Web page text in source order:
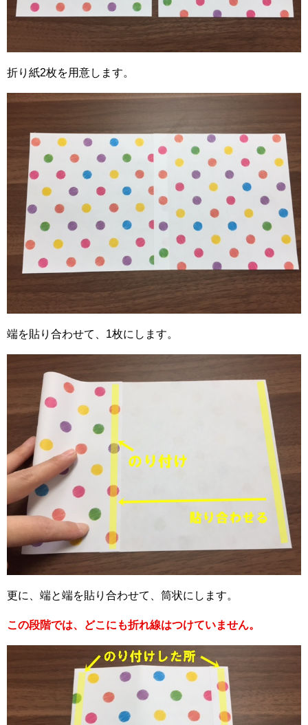
折り紙2枚を用意します。
端を貼り合わせて、1枚にします。
更に、端と端を貼り合わせて、筒状にします。
この段階では、どこにも折れ線はつけていません。